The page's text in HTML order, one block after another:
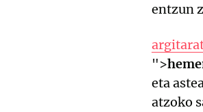
entzun
">
eta
atzoko